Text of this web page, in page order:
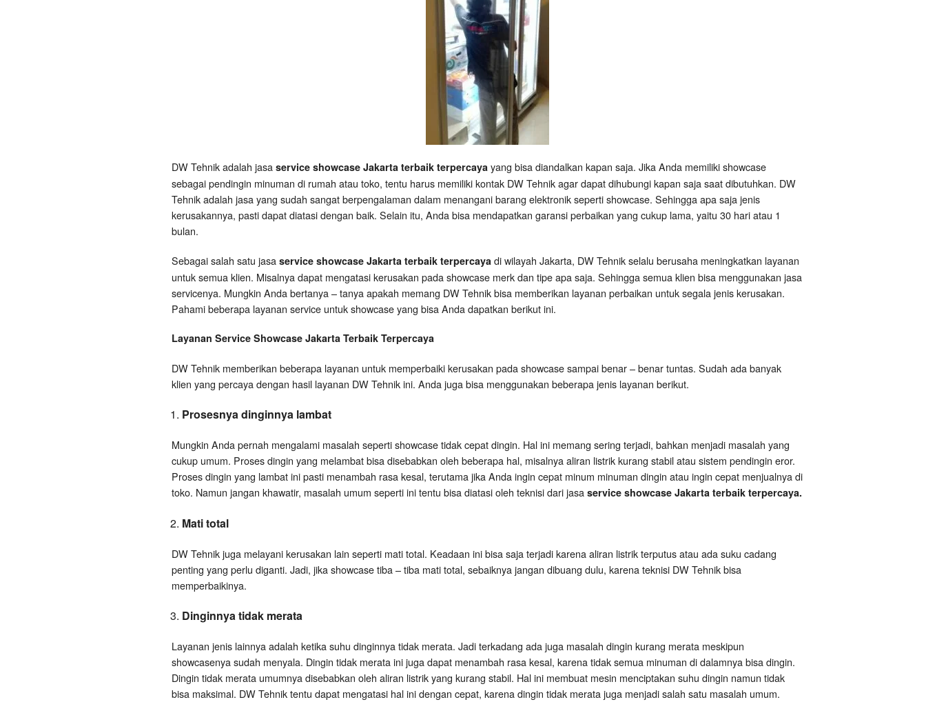
DW Tehnik adalah jasa service showcase Jakarta terbaik terpercaya yang bisa diandalkan kapan saja. Jika Anda memiliki showcase
sebagai pendingin minuman di rumah atau toko, tentu harus memiliki kontak DW Tehnik agar dapat dihubungi kapan saja saat dibutuhkan. DW
Tehnik adalah jasa yang sudah sangat berpengalaman dalam menangani barang elektronik seperti showcase. Sehingga apa saja jenis
kerusakannya, pasti dapat diatasi dengan baik. Selain itu, Anda bisa mendapatkan garansi perbaikan yang cukup lama, yaitu 30 hari atau 1
bulan.
Sebagai salah satu jasa service showcase Jakarta terbaik terpercaya di wilayah Jakarta, DW Tehnik selalu berusaha meningkatkan layanan
untuk semua klien. Misalnya dapat mengatasi kerusakan pada showcase merk dan tipe apa saja. Sehingga semua klien bisa menggunakan jasa
servicenya. Mungkin Anda bertanya – tanya apakah memang DW Tehnik bisa memberikan layanan perbaikan untuk segala jenis kerusakan.
Pahami beberapa layanan service untuk showcase yang bisa Anda dapatkan berikut ini.
Layanan Service Showcase Jakarta Terbaik Terpercaya
DW Tehnik memberikan beberapa layanan untuk memperbaiki kerusakan pada showcase sampai benar – benar tuntas. Sudah ada banyak
klien yang percaya dengan hasil layanan DW Tehnik ini. Anda juga bisa menggunakan beberapa jenis layanan berikut.
Prosesnya dinginnya lambat
Mungkin Anda pernah mengalami masalah seperti showcase tidak cepat dingin. Hal ini memang sering terjadi, bahkan menjadi masalah yang
cukup umum. Proses dingin yang melambat bisa disebabkan oleh beberapa hal, misalnya aliran listrik kurang stabil atau sistem pendingin eror.
Proses dingin yang lambat ini pasti menambah rasa kesal, terutama jika Anda ingin cepat minum minuman dingin atau ingin cepat menjualnya di
toko. Namun jangan khawatir, masalah umum seperti ini tentu bisa diatasi oleh teknisi dari jasa service showcase Jakarta terbaik terpercaya.
Mati total
DW Tehnik juga melayani kerusakan lain seperti mati total. Keadaan ini bisa saja terjadi karena aliran listrik terputus atau ada suku cadang
penting yang perlu diganti. Jadi, jika showcase tiba – tiba mati total, sebaiknya jangan dibuang dulu, karena teknisi DW Tehnik bisa
memperbaikinya.
Dinginnya tidak merata
Layanan jenis lainnya adalah ketika suhu dinginnya tidak merata. Jadi terkadang ada juga masalah dingin kurang merata meskipun
showcasenya sudah menyala. Dingin tidak merata ini juga dapat menambah rasa kesal, karena tidak semua minuman di dalamnya bisa dingin.
Dingin tidak merata umumnya disebabkan oleh aliran listrik yang kurang stabil. Hal ini membuat mesin menciptakan suhu dingin namun tidak
bisa maksimal. DW Tehnik tentu dapat mengatasi hal ini dengan cepat, karena dingin tidak merata juga menjadi salah satu masalah umum.